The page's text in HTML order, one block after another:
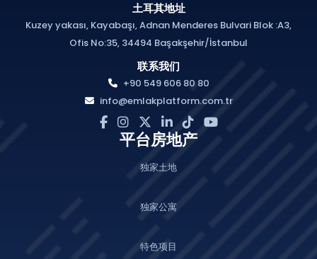
土耳其地址
Kuzey yakası, Kayabaşı, Adnan Menderes Bulvari Blok :A3,
Ofis No:35, 34494 Başakşehir/İstanbul
联系我们
+90 549 606 80 80
info@emlakplatform.com.tr
平台房地产
独家土地
独家公寓
特色项目